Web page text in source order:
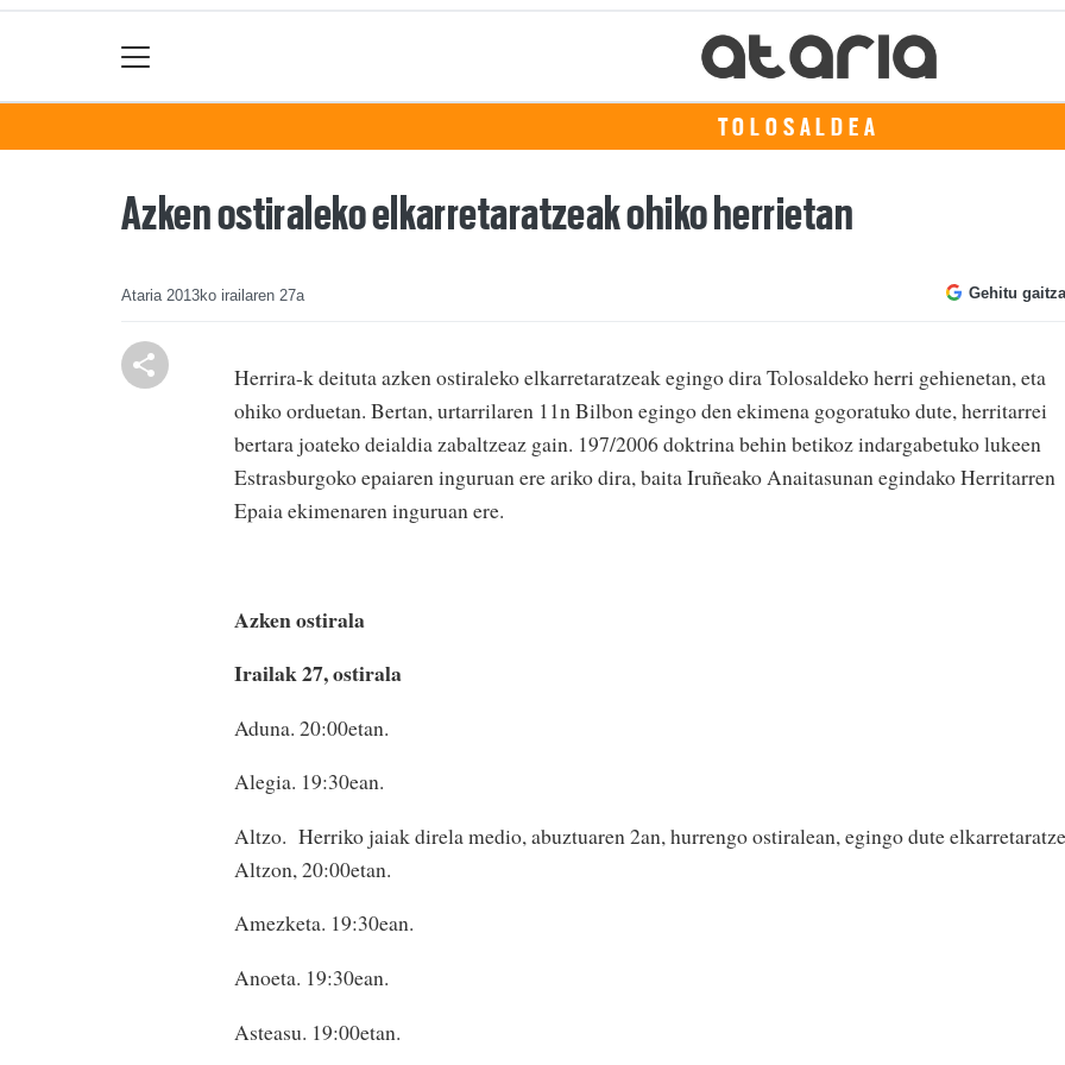
TOLOSALDEA
Azken ostiraleko elkarretaratzeak ohiko herrietan
Ataria 2013ko irailaren 27a Gehitu
Herrira-k deituta azken ostiraleko elkarretaratzeak egingo dira Tolosaldeko herri gehienetan, eta
ohiko orduetan. Bertan, urtarrilaren 11n Bilbon egingo den ekimena gogoratuko dute, herritarrei
bertara joateko deialdia zabaltzeaz gain. 197/2006 doktrina behin betikoz indargabetuko lukeen
Estrasburgoko epaiaren inguruan ere ariko dira, baita Iruñeako Anaitasunan egindako Herritarren
Epaia ekimenaren inguruan ere.
Azken ostirala
Irailak 27, ostirala
Aduna. 20:00etan.
Alegia. 19:30ean.
Altzo. Herriko jaiak direla medio, abuztuaren 2an, hurrengo ostiralean, egingo dute
Altzon, 20:00etan.
Amezketa. 19:30ean.
Anoeta. 19:30ean.
Asteasu. 19:00etan.